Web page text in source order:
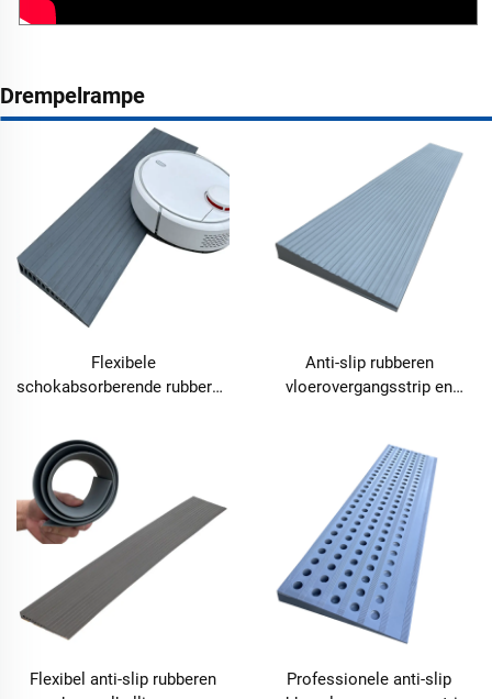
Drempelrampe
Flexibele
schokabsorberende rubberen
overgangsstrip voor
meerdere ondergronden –
TPR32
Anti-slip rubberen
vloerovergangsstrip en
Flexibel anti-slip rubberen
Professionele anti-slip